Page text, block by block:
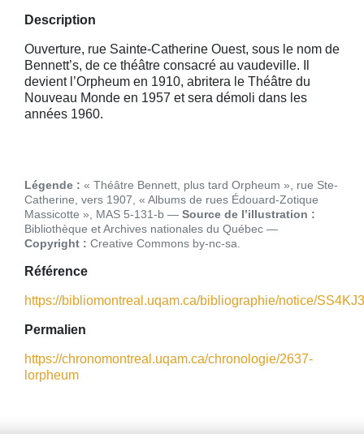
Description
Ouverture, rue Sainte-Catherine Ouest, sous le nom de
Bennett’s, de ce théâtre consacré au vaudeville. Il
devient l’Orpheum en 1910, abritera le Théâtre du
Nouveau Monde en 1957 et sera démoli dans les
années 1960.
Légende : « Théâtre Bennett, plus tard Orpheum », rue Ste-
Catherine, vers 1907, « Albums de rues Édouard-Zotique
Massicotte », MAS 5-131-b
Source de l’illustration :
Bibliothèque et Archives nationales du Québec
Copyright : Creative Commons by-nc-sa
Référence
https://bibliomontreal.uqam.ca/bibliographie/notice/
Permalien
https://chronomontreal.uqam.ca/chronologie/2637-
lorpheum